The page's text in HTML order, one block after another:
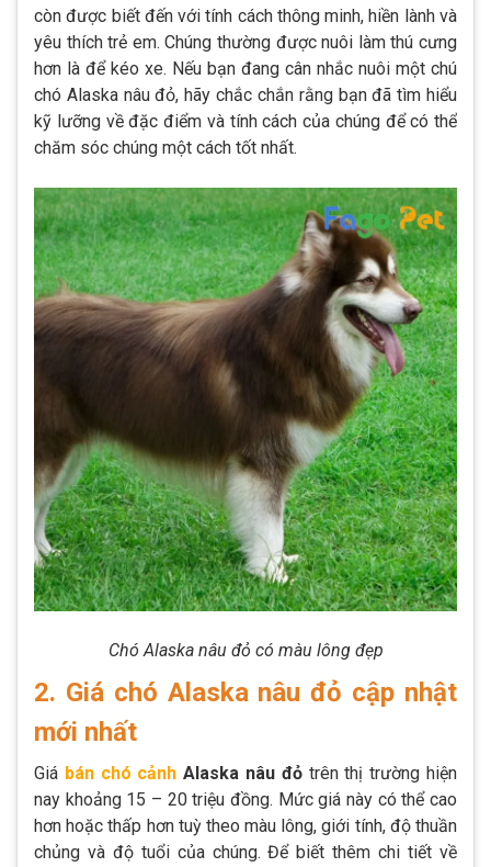
còn được biết đến với tính cách thông minh, hiền lành và
yêu thích trẻ em. Chúng thường được nuôi làm thú cưng
hơn là để kéo xe. Nếu bạn đang cân nhắc nuôi một chú
chó Alaska nâu đỏ, hãy chắc chắn rằng bạn đã tìm hiểu
kỹ lưỡng về đặc điểm và tính cách của chúng để có thể
chăm sóc chúng một cách tốt nhất.
Chó Alaska nâu đỏ có màu lông đẹp
2. Giá chó Alaska nâu đỏ cập nhật
mới nhất
Giá bán chó cảnh Alaska nâu đỏtrên thị trường hiện
nay khoảng 15 – 20 triệu đồng. Mức giá này có thể cao
hơn hoặc thấp hơn tuỳ theo màu lông, giới tính, độ thuần
chủng và độ tuổi của chúng. Để biết thêm chi tiết về